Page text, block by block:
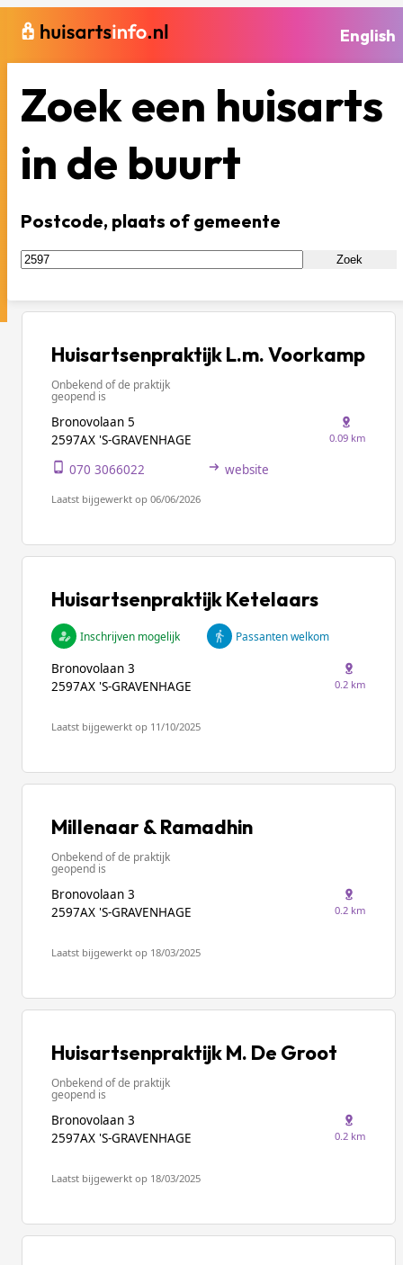
English
Zoek een huisarts
in de buurt
Postcode, plaats of gemeente
Zoek
Huisartsenpraktijk L.m. Voorkamp
Onbekend of de praktijk
geopend is
Bronovolaan 5
2597AX 'S-GRAVENHAGE
0.09 km
070 3066022 website
Laatst bijgewerkt op 06/06/2026
Huisartsenpraktijk Ketelaars
Inschrijven mogelijk Passanten welkom
Bronovolaan 3
2597AX 'S-GRAVENHAGE
0.2 km
Laatst bijgewerkt op 11/10/2025
Millenaar & Ramadhin
Onbekend of de praktijk
geopend is
Bronovolaan 3
2597AX 'S-GRAVENHAGE
0.2 km
Laatst bijgewerkt op 18/03/2025
Huisartsenpraktijk M. De Groot
Onbekend of de praktijk
geopend is
Bronovolaan 3
2597AX 'S-GRAVENHAGE
0.2 km
Laatst bijgewerkt op 18/03/2025